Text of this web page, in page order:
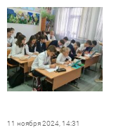
11 ноября 2024, 14:31